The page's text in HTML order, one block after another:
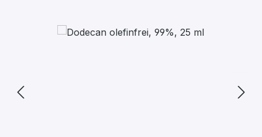
Bildergalerie überspringen